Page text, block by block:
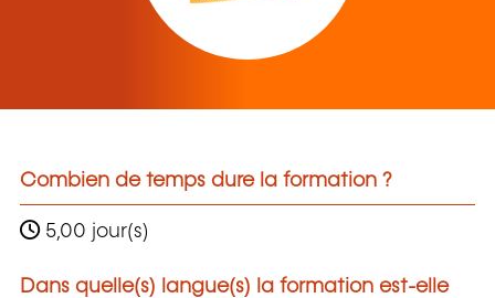
Combien de temps dure la formation ?
5,00 jour(s)
Dans quelle(s) langue(s) la formation est-elle